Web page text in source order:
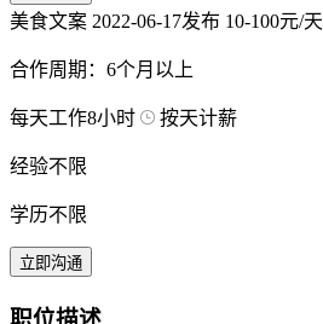
美食文案 2022-06-17发布 10-100元/天
合作周期：6个月以上
每天工作8小时 按天计薪
经验不限
学历不限
立即沟通
职位描述